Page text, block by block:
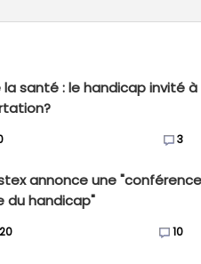
la santé : le handicap invité à
3
annonce une
du handicap"
10